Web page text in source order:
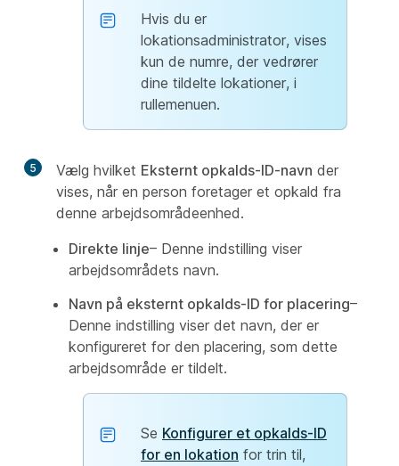
Hvis du er
lokationsadministrator, vises
kun de numre, der vedrører
dine tildelte lokationer, i
rullemenuen.
5 Vælg hvilket Eksternt opkalds-ID-navn der
vises, når en person foretager et opkald fra
denne arbejdsområdeenhed.
Direkte linje– Denne indstilling viser
arbejdsområdets navn.
Navn på eksternt opkalds-ID for placering–
Denne indstilling viser det navn, der er
konfigureret for den placering, som dette
arbejdsområde er tildelt.
Se Konfigurer et opkalds-ID
for en lokation for trin til,